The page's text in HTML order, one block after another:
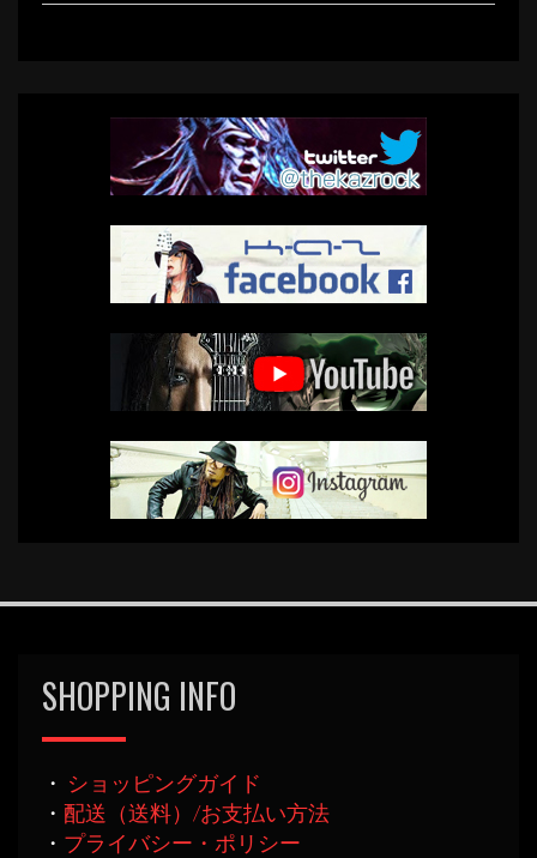
SHOPPING INFO
・ ショッピングガイド
・ 配送（送料）/お支払い方法
・ プライバシー・ポリシー